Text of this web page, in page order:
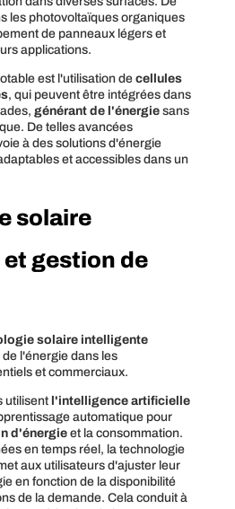
les photovoltaïques organiques
de panneaux légers et
applications.
est l'utilisation de cellules
, qui peuvent être intégrées dans
générant de l'énergiesans
De telles avancées
à des solutions d'énergie
et accessibles dans un
solaire
gestion de
solaire intelligente
l'énergie dans les
et commerciaux.
utilisent l'intelligence artificielle
automatique pour
d'énergieet la consommation.
en temps réel, la technologie
aux utilisateurs d'ajuster leur
en fonction de la disponibilité
de la demande. Cela conduit à